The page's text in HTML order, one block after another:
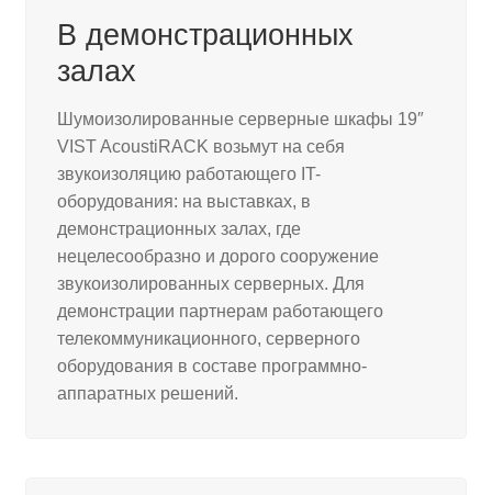
В демонстрационных
залах
Шумоизолированные серверные шкафы 19″
VIST AcoustiRACK возьмут на себя
звукоизоляцию работающего IT-
оборудования: на выставках, в
демонстрационных залах, где
нецелесообразно и дорого сооружение
звукоизолированных серверных. Для
демонстрации партнерам работающего
телекоммуникационного, серверного
оборудования в составе программно-
аппаратных решений.